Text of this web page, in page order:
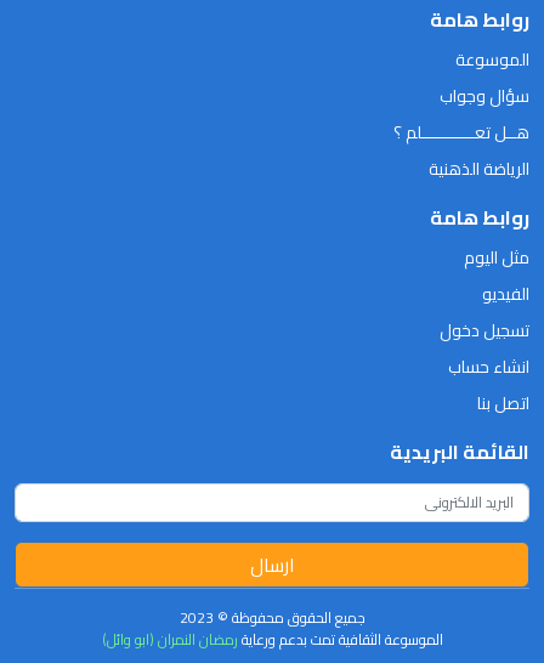
روابط هامة
الموسوعة
سؤال وجواب
هــل تعـــــــــــلم ؟
الرياضة الذهنية
روابط هامة
مثل اليوم
الفيديو
تسجيل دخول
انشاء حساب
اتصل بنا
القائمة البريدية
ارسال
جميع الحقوق محفوظة © 2023
الموسوعة الثقافية تمت بدعم ورعايةرمضان النمران (ابو وائل)